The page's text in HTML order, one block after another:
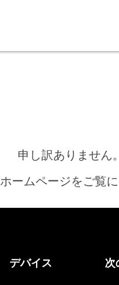
申し訳ありません
ホームページをご覧
デバイス
次